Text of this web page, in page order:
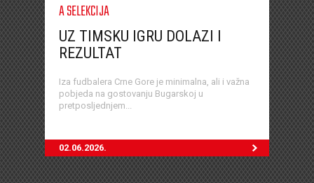
A SELEKCIJA
UZ TIMSKU IGRU DOLAZI I
REZULTAT
Iza fudbalera Crne Gore je minimalna, ali i važna
pobjeda na gostovanju Bugarskoj u
pretposljednjem...
02.06.2026.